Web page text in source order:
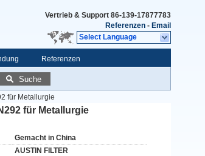
Vertrieb & Support 86-139-17877783
Referenzen - Email
Select Language
Referenzen
Suche
für Metallurgie
für Metallurgie
Gemacht in China
AUSTIN FILTER